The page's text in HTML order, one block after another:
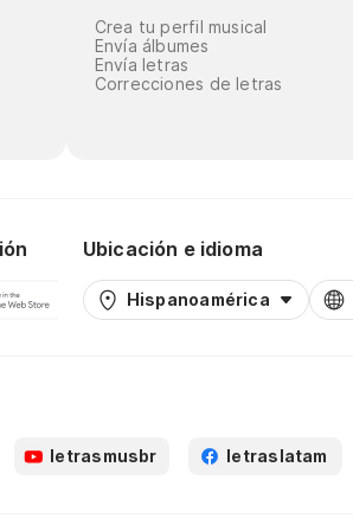
Crea tu perfil musical
Envía álbumes
Envía letras
Correcciones de letras
Ubicación e idioma
Hispanoamérica
letrasmusbr letraslatam